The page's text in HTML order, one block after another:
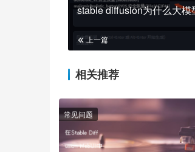
stable diffusion为什么大模
上一篇
相关推荐
常见问题